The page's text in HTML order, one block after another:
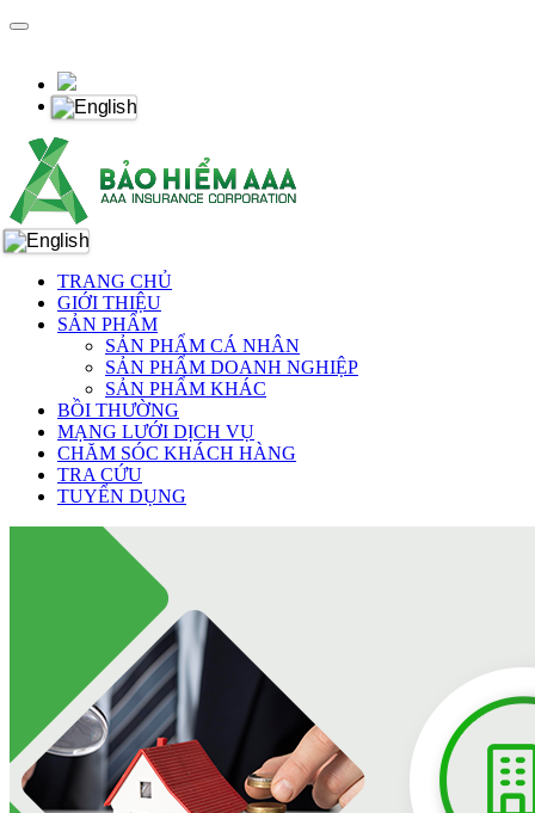
TRANG CHỦ
GIỚI THIỆU
SẢN PHẨM
SẢN PHẨM CÁ NHÂN
SẢN PHẨM DOANH NGHIỆP
SẢN PHẨM KHÁC
BỒI THƯỜNG
MẠNG LƯỚI DỊCH VỤ
CHĂM SÓC KHÁCH HÀNG
TRA CỨU
TUYỂN DỤNG